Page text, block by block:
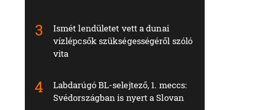
Ismét lendületet vett a dunai
vízlépcsők szükségességéről szóló
vita
Labdarúgó BL-selejtező, 1. meccs:
Svédországban is nyert a Slovan